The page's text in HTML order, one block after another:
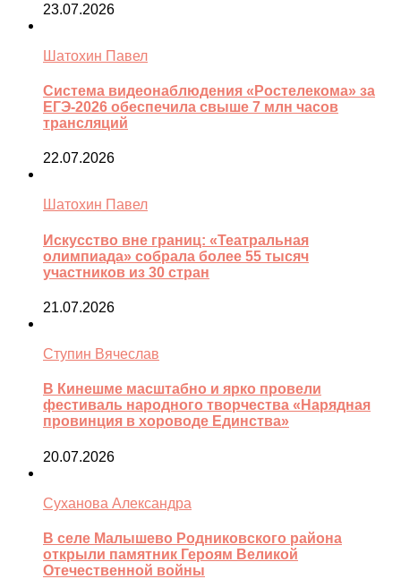
23.07.2026
Шатохин Павел
Система видеонаблюдения «Ростелекома» за
ЕГЭ-2026 обеспечила свыше 7 млн часов
трансляций
22.07.2026
Шатохин Павел
Искусство вне границ: «Театральная
олимпиада» собрала более 55 тысяч
участников из 30 стран
21.07.2026
Ступин Вячеслав
В Кинешме масштабно и ярко провели
фестиваль народного творчества «Нарядная
провинция в хороводе Единства»
20.07.2026
Суханова Александра
В селе Малышево Родниковского района
открыли памятник Героям Великой
Отечественной войны